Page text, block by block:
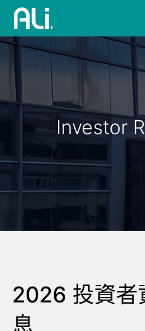
Investor
2026 投資者
息